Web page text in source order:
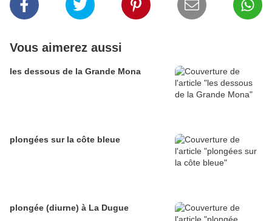
Vous aimerez aussi
les dessous de la Grande Mona
plongées sur la côte bleue
plongée (diurne) à La Dugue